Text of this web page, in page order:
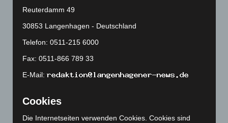
Juli 2026(73)
Juni 2026 (139)
Mai 2026 (99)
April 2026(99)
März 2026
(115)
Januar 2026(122)
Dezember 2025(103)
Reuterdamm 49
30853 Langenhagen - Deutschland
Telefon: 0511-215 6000
Fax: 0511-866 789 33
E-Mail:
Cookies
Die Internetseiten verwenden Cookies. Cookies sind